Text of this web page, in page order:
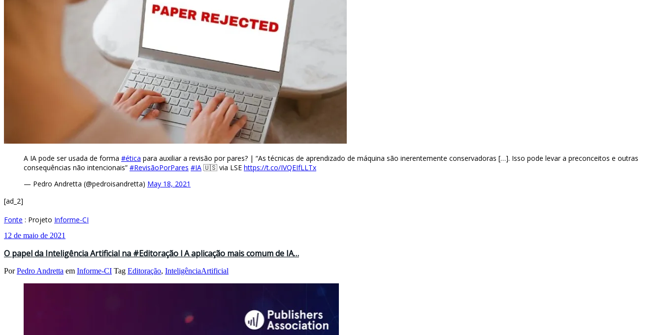
A IA pode ser usada de forma #ética para auxiliar a revisão por pares? | “As técnicas de aprendizado de máquina são inerentemente conservadoras […]. Isso pode levar a preconceitos e outras
consequências não intencionais” #RevisãoPorPares #IA 🇺🇸 via LSE https://t.co/IVQEIfLLTx
— Pedro Andretta (@pedroisandretta) May 18, 2021
[ad_2]
Fonte : Projeto Informe-CI
12 de maio de 2021
O papel da Inteligência Artificial na #Editoração l A aplicação mais comum de IA…
PorPedro Andretta em Informe-CI Tag Editoração, InteligênciaArtificial